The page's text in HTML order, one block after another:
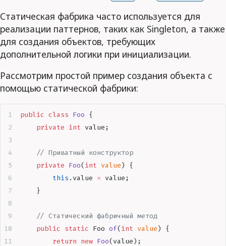
Статическая фабрика часто используется для
реализации паттернов, таких как Singleton, а также
для создания объектов, требующих
дополнительной логики при инициализации.
Рассмотрим простой пример создания объекта с
помощью статической фабрики:
public class Foo {
    private
int value ;
    // Приватный конструктор
    private
Foo(int value)
{
        this
. value = value ;
    }
    // Статический фабричный метод
    public
static Foo of(int value)
{
        return
new Foo(value);